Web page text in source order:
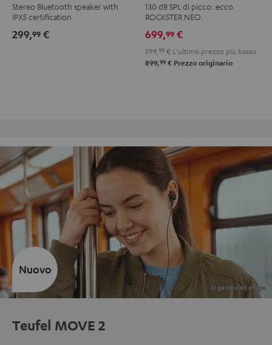
Black
&
Green
Nero
&
Rosso
Light
Gray
Stereo Bluetooth speaker with
IPX5 certification
299,99 €
130 dB SPL di picco: ecco
ROCKSTER NEO.
699,99 €
599, 99 € L'ultimo prezzo più basso
899,99 € Prezzo originario
Teufel MOVE 2
Nuovo